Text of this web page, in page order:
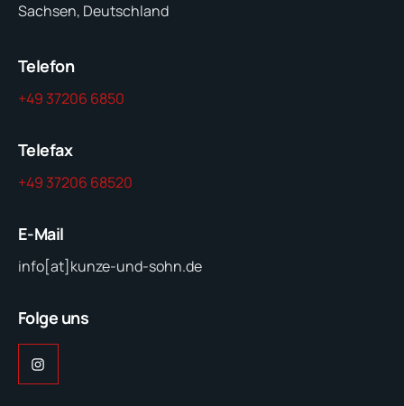
Sachsen, Deutschland
Telefon
+49 37206 6850
Telefax
+49 37206 68520
E-Mail
info[at]kunze-und-sohn.de
Folge uns